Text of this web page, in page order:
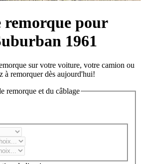
remorque pour
1961
sur votre voiture, votre camion ou
à remorquer dès aujourd'hui!
remorque et du câblage